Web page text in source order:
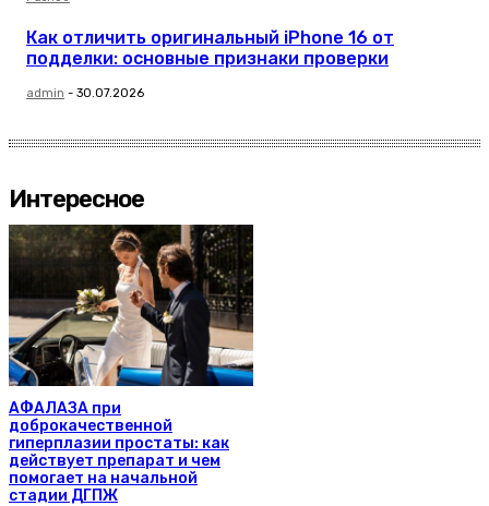
Как отличить оригинальный iPhone 16 от
подделки: основные признаки проверки
admin - 30.07.2026
Интересное
АФАЛАЗА при
доброкачественной
гиперплазии простаты: как
действует препарат и чем
помогает на начальной
стадии ДГПЖ